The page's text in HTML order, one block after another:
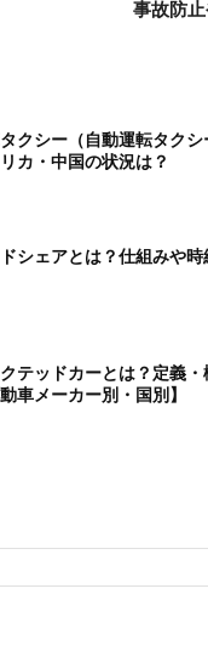
事故防
クシー（自動運転タク
カ・中国の状況は？
シェアとは？仕組みや時
テッドカーとは？定義・
動車メーカー別・国別】